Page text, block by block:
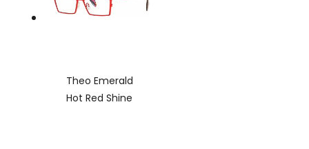
Theo Emerald
Hot Red Shine